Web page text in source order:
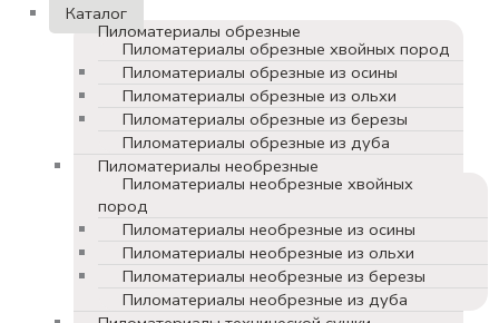
Каталог
Пиломатериалы обрезные
Пиломатериалы обрезные хвойных пород
Пиломатериалы обрезные из осины
Пиломатериалы обрезные из ольхи
Пиломатериалы обрезные из березы
Пиломатериалы обрезные из дуба
Пиломатериалы необрезные
Пиломатериалы необрезные хвойных
пород
Пиломатериалы необрезные из осины
Пиломатериалы необрезные из ольхи
Пиломатериалы необрезные из березы
Пиломатериалы необрезные из дуба